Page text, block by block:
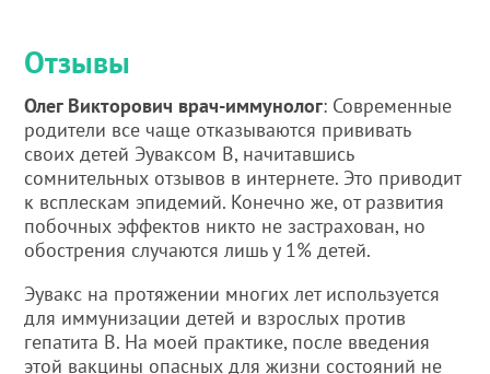
Отзывы
Олег Викторович врач-иммунолог: Современные
родители все чаще отказываются прививать
своих детей Эуваксом В, начитавшись
сомнительных отзывов в интернете. Это приводит
к всплескам эпидемий. Конечно же, от развития
побочных эффектов никто не застрахован, но
обострения случаются лишь у 1% детей.
Эувакс на протяжении многих лет используется
для иммунизации детей и взрослых против
гепатита В. На моей практике, после введения
этой вакцины опасных для жизни состояний не